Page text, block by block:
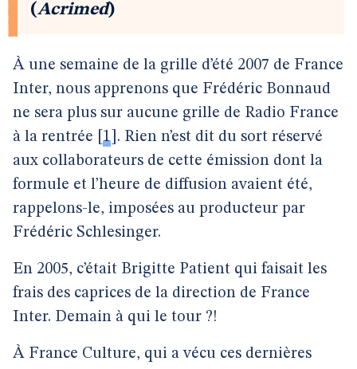
(Acrimed)
À une semaine de la grille d’été 2007 de France
Inter, nous apprenons que Frédéric Bonnaud
ne sera plus sur aucune grille de Radio France
à la rentrée
1 . Rien n’est dit du sort réservé
aux collaborateurs de cette émission dont la
formule et l’heure de diffusion avaient été,
rappelons-le, imposées au producteur par
Frédéric Schlesinger.
En 2005, c’était Brigitte Patient qui faisait les
frais des caprices de la direction de France
Inter. Demain à qui le tour ?!
À France Culture, qui a vécu ces dernières